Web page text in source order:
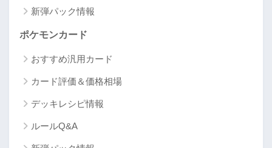
新弾パック情報
ポケモンカード
おすすめ汎用カード
カード評価＆価格相場
デッキレシピ情報
ルールQ&A